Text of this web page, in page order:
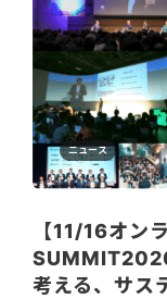
ニュース
【11/16オン
考える、サス